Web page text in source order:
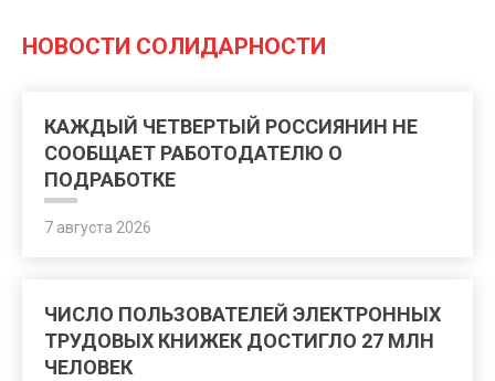
НОВОСТИ СОЛИДАРНОСТИ
КАЖДЫЙ ЧЕТВЕРТЫЙ РОССИЯНИН НЕ
СООБЩАЕТ РАБОТОДАТЕЛЮ О
ПОДРАБОТКЕ
7 августа 2026
ЧИСЛО ПОЛЬЗОВАТЕЛЕЙ ЭЛЕКТРОННЫХ
ТРУДОВЫХ КНИЖЕК ДОСТИГЛО 27 МЛН
ЧЕЛОВЕК